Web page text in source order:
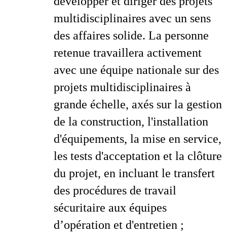
multidisciplinaires avec un sens
des affaires solide. La personne
retenue travaillera activement
avec une équipe nationale sur des
projets multidisciplinaires à
grande échelle, axés sur la gestion
de la construction, l'installation
d'équipements, la mise en service,
les tests d'acceptation et la clôture
du projet, en incluant le transfert
des procédures de travail
sécuritaire aux équipes
d’opération et d'entretien ;